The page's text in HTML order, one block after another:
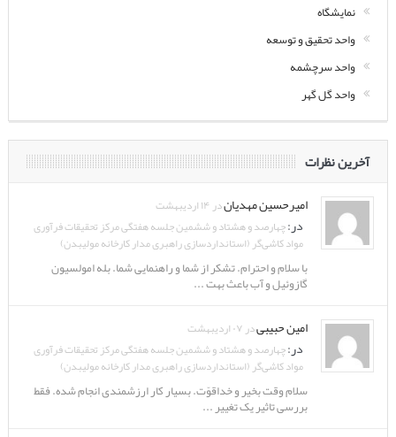
نمایشگاه
واحد تحقیق و توسعه
واحد سرچشمه
واحد گل گهر
آخرین نظرات
امیرحسین مهدیاندر ۱۴ اردیبهشت
در:چهارصد و هشتاد و ششمین جلسه هفتگی مرکز تحقیقات فرآوری
مواد کاشی‌گر (استانداردسازی راهبری مدار کارخانه مولیبدن)
با سلام و احترام. تشکر از شما و راهنمایی شما. بله امولسیون
گازوئیل و آب باعث بهت ...
امین حبیبیدر ۰۷ اردیبهشت
در:چهارصد و هشتاد و ششمین جلسه هفتگی مرکز تحقیقات فرآوری
مواد کاشی‌گر (استانداردسازی راهبری مدار کارخانه مولیبدن)
سلام وقت بخیر و خداقوّت. بسیار کار ارزشمندی انجام شده. فقط
بررسی تاثیر یک تغییر ...